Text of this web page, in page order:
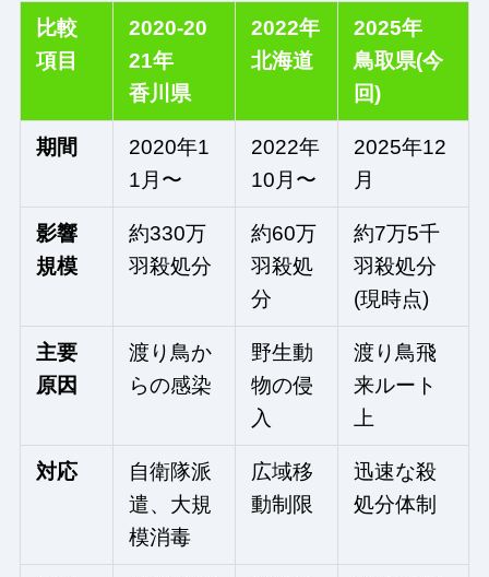
比較
項目
2020-20
21年
香川県
2022年
北海道
2025年
鳥取県(今
回)
期間
2020年1
1月〜
2022年
10月〜
2025年12
月
影響
規模
約330万
羽殺処分
約60万
羽殺処
分
約7万5千
羽殺処分
(現時点)
主要
原因
渡り鳥か
らの感染
野生動
物の侵
入
渡り鳥飛
来ルート
上
対応
自衛隊派
遣、大規
模消毒
広域移
動制限
迅速な殺
処分体制